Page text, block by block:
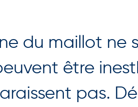
du maillot ne
être
pas.